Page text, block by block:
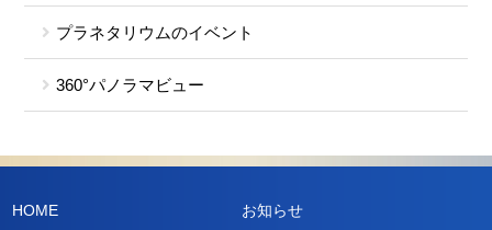
プラネタリウムのイベント
360°パノラマビュー
HOME
お知らせ